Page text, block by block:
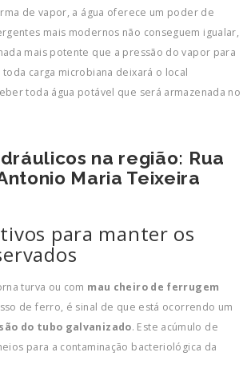
de vapor, a água oferece um poder de
mais modernos não conseguem igualar,
mais potente que a pressão do vapor para
carga microbiana deixará o local
toda água potável que será armazenada no
na região: Rua
Maria Teixeira
para manter os
turva ou com mau cheiro de ferrugem
de ferro, é sinal de que está ocorrendo um
do tubo galvanizado. Este acúmulo de
para a contaminação bacteriológica da